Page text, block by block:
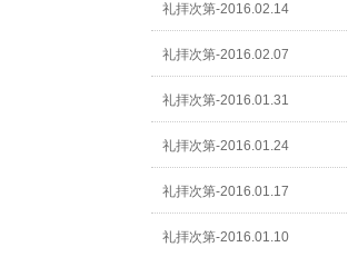
礼拝次第-2016.02.14
礼拝次第-2016.02.07
礼拝次第-2016.01.31
礼拝次第-2016.01.24
礼拝次第-2016.01.17
礼拝次第-2016.01.10